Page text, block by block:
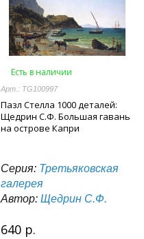
Есть в наличии
Арт.: TG100997
Пазл Стелла 1000 деталей:
Щедрин С.Ф. Большая гавань
на острове Капри
Серия: Третьяковская
галерея
Автор: Щедрин С.Ф.
640 р.